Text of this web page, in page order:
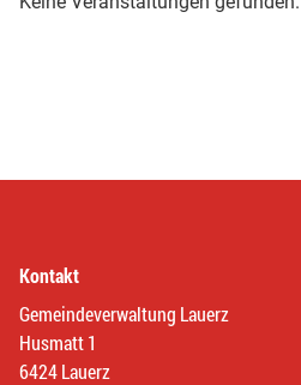
Kontakt
Gemeindeverwaltung Lauerz
Husmatt 1
6424 Lauerz